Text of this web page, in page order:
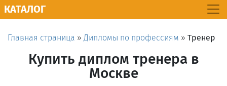
КАТАЛОГ
Главная страница » Дипломы по профессиям » Тренер
Купить диплом тренера в
Москве